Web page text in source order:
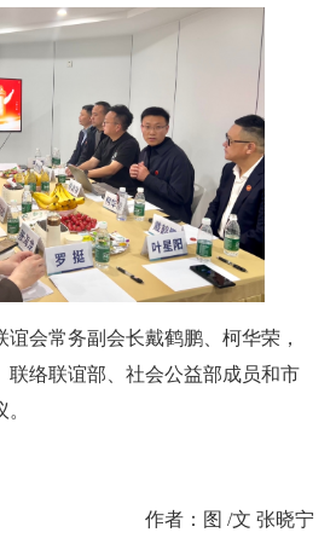
谊会常务副会长戴鹤鹏、柯华荣，
联络联谊部、社会公益部成员和市
作者：图 /文 张晓宁